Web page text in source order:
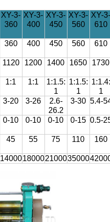
XY-3-
360
XY-3-
400
XY-3-
450
XY-3-
560
XY-
610
360 400 450 560 610
1120 1200 1400 1650 1730
1:1 1:1
1:1.5:
1
1:1.5:
1
1:1.4:
1
3-20 3-26
2.6-
26.2
3-30 5.4-
0-10 0-10 0-10 0-15 0.5-
45 55 75 110 160
14000180002100035000